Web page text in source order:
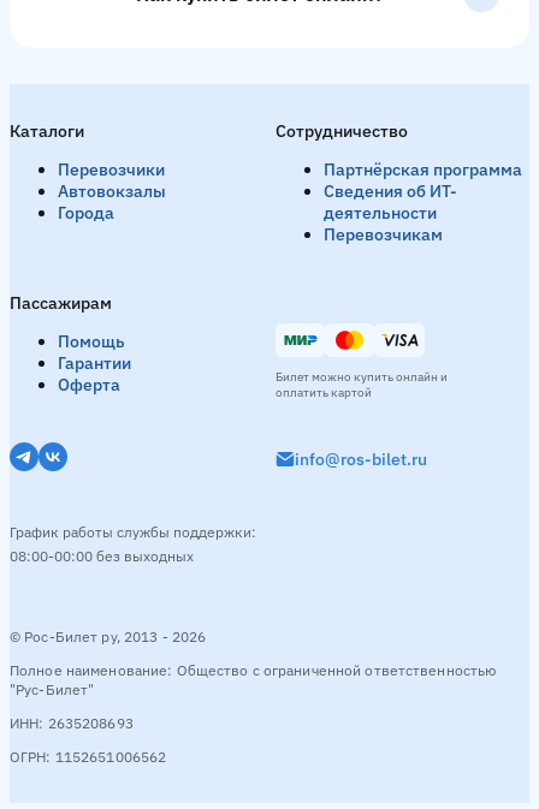
Каталоги
Перевозчики
Автовокзалы
Города
Пассажирам
Помощь
Гарантии
Оферта
Сотрудничество
Партнёрская программа
Сведения об ИТ-
деятельности
Перевозчикам
© Рос-Билет ру, 2013 - 2026
Полное наименование: Общество с ограниченной ответственностью
"Рус-Билет"
ИНН: 2635208693
ОГРН: 1152651006562
info@ros-bilet.ru
График работы службы поддержки:
08:00-00:00 без выходных
Билет можно купить онлайн и
оплатить картой